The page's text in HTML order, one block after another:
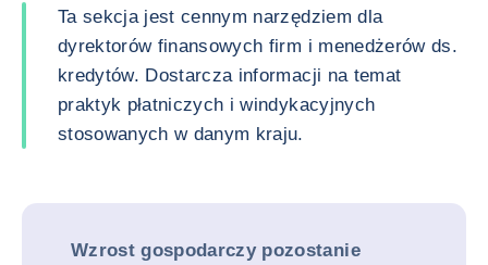
Ta sekcja jest cennym narzędziem dla
dyrektorów finansowych firm i menedżerów ds.
kredytów. Dostarcza informacji na temat
praktyk płatniczych i windykacyjnych
stosowanych w danym kraju.
Wzrost gospodarczy pozostanie